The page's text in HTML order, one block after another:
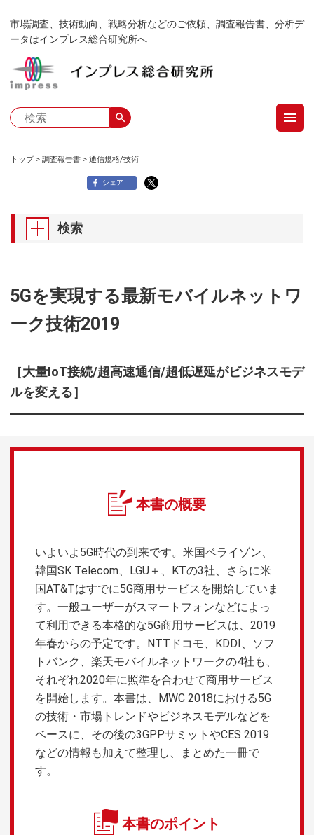
ン
ン
市場調査、技術動向、戦略分析などのご依頼、調査報告書、分析デ
ータはインプレス総合研究所へ
search menu
トップ 調査報告書 通信規格/技術
シェア
検索
5Gを実現する最新モバイルネットワ
ーク技術2019
［大量IoT接続/超高速通信/超低遅延がビジネスモデ
ルを変える］
本書の概要
いよいよ5G時代の到来です。米国ベライゾン、
韓国SK Telecom、LGU＋、KTの3社、さらに米
国AT&Tはすでに5G商用サービスを開始していま
す。一般ユーザーがスマートフォンなどによっ
て利用できる本格的な5G商用サービスは、2019
年春からの予定です。NTTドコモ、KDDI、ソフ
トバンク、楽天モバイルネットワークの4社も、
それぞれ2020年に照準を合わせて商用サービス
を開始します。本書は、MWC 2018における5G
の技術・市場トレンドやビジネスモデルなどを
ベースに、その後の3GPPサミットやCES 2019
などの情報も加えて整理し、まとめた一冊で
す。
本書のポイント